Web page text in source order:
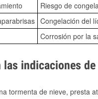
Riesgo de
Congelación del
Corrosión por la
las indicaciones
tormenta de nieve, presta